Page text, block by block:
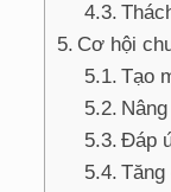
Cơ hội
Tạo
Đáp